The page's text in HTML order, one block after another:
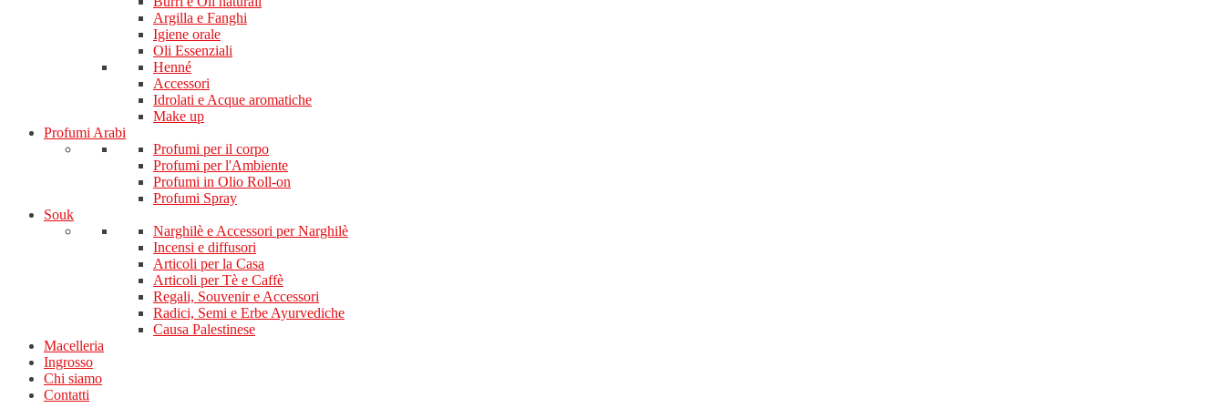
Argilla e Fanghi
Igiene orale
Oli Essenziali
Henné
Accessori
Idrolati e Acque aromatiche
Make up
Profumi Arabi
Profumi per il corpo
Profumi per l'Ambiente
Profumi in Olio Roll-on
Profumi Spray
Souk
Narghilè e Accessori per Narghilè
Incensi e diffusori
Articoli per la Casa
Articoli per Tè e Caffè
Regali, Souvenir e Accessori
Radici, Semi e Erbe Ayurvediche
Causa Palestinese
Macelleria
Ingrosso
Chi siamo
Contatti